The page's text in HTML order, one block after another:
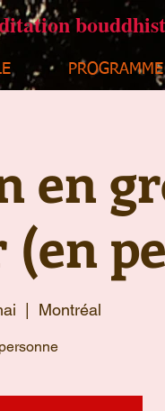
PROGRAMME
en
Montréal